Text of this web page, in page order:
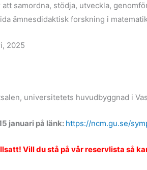
att samordna, stödja, utveckla,
ämnesdidaktisk forskning i
2025
universitetets huvudbyggnad i
januari på länk: https://ncm.gu.se/
Vill du stå på vår reservlista så